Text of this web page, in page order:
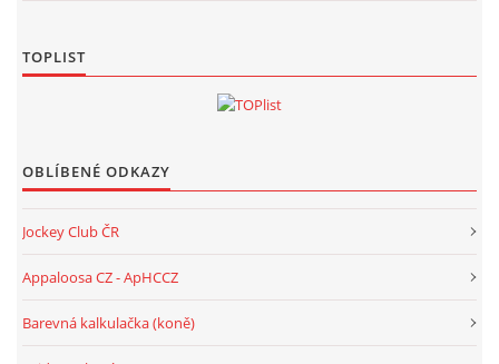
TOPLIST
OBLÍBENÉ ODKAZY
Jockey Club ČR
Appaloosa CZ - ApHCCZ
Barevná kalkulačka (koně)